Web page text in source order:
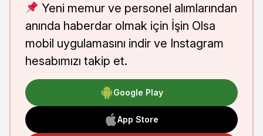
Yeni memur ve personel alımlarından
anında haberdar olmak için İşin Olsa
mobil uygulamasını indir ve Instagram
hesabımızı takip et.
Google Play
App Store